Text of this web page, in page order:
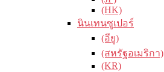
(HK)
นินเทนซูเปอร์
(อียู)
(สหรัฐอเมริกา)
(KR)